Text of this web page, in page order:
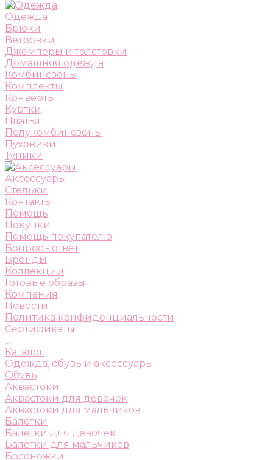
Одежда
Брюки
Ветровки
Джемперы и толстовки
Домашняя одежда
Комбинезоны
Комплекты
Конверты
Куртки
Платья
Полукомбинезоны
Пуховики
Туники
Аксессуары
Стельки
Контакты
Помощь
Покупки
Помощь покупателю
Вопрос - ответ
Бренды
Коллекции
Готовые образы
Компания
Новости
Политика конфиденциальности
Сертификаты
...
Каталог
Одежда, обувь и аксессуары
Обувь
Аквастоки
Аквастоки для девочек
Аквастоки для мальчиков
Балетки
Балетки для девочек
Балетки для мальчиков
Босоножки